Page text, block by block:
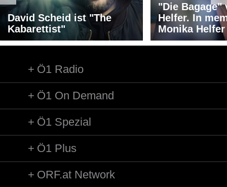
David Scheid ist "The
Kabarettist"
"Die Bagage"
Helfer. In
Monika Helfer
Ö1 Radio
Ö1 On Demand
Ö1 Spezial
Ö1 Plus
ORF.at Network